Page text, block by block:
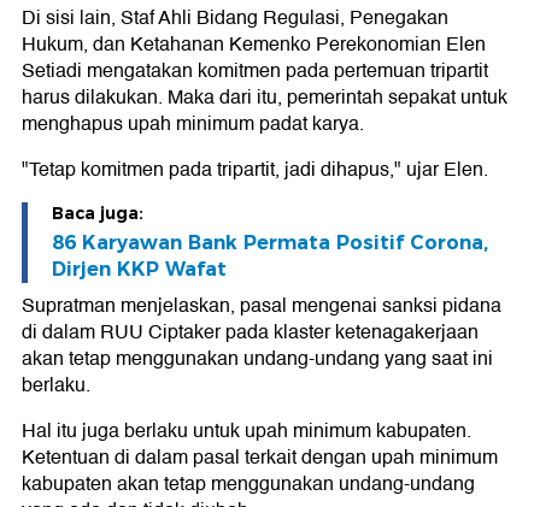
Di sisi lain, Staf Ahli Bidang Regulasi, Penegakan
Hukum, dan Ketahanan Kemenko Perekonomian Elen
Setiadi mengatakan komitmen pada pertemuan tripartit
harus dilakukan. Maka dari itu, pemerintah sepakat untuk
menghapus upah minimum padat karya.
"Tetap komitmen pada tripartit, jadi dihapus," ujar Elen.
Baca juga:
86 Karyawan Bank Permata Positif Corona,
Dirjen KKP Wafat
Supratman menjelaskan, pasal mengenai sanksi pidana
di dalam RUU Ciptaker pada klaster ketenagakerjaan
akan tetap menggunakan undang-undang yang saat ini
berlaku.
Hal itu juga berlaku untuk upah minimum kabupaten.
Ketentuan di dalam pasal terkait dengan upah minimum
kabupaten akan tetap menggunakan undang-undang